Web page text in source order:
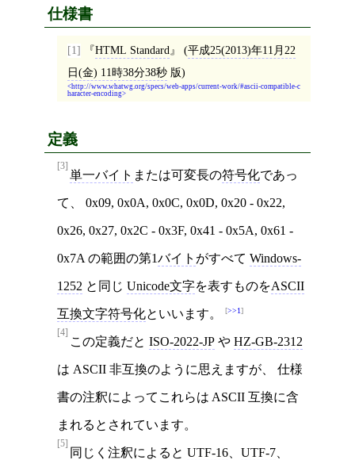
仕様書
[1] HTML Standard (平成25(2013)年11月22
日(金) 11時38分38秒版)
http://www.whatwg.org/specs/web-apps/current-work/#ascii-compatible-c
haracter-encoding
定義
[3]
単一バイト または可変長の符号化であっ
て、 0x09, 0x0A, 0x0C, 0x0D, 0x20 - 0x22,
0x26, 0x27, 0x2C - 0x3F, 0x41 - 0x5A, 0x61 -
0x7A の範囲の第1バイト がすべて Windows-
1252 と同じ Unicode文字を表すものをASCII
互換文字符号化といいます。 >>1
[4]
この定義だと ISO-2022-JP や HZ-GB-2312
は ASCII 非互換のように思えますが、 仕様
書の注釈によってこれらは ASCII 互換に含
まれるとされています。
[5]
同じく注釈によると UTF-16 UTF-7